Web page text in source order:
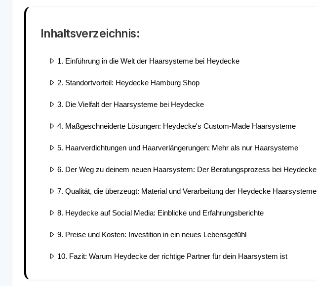
Inhaltsverzeichnis:
1. Einführung in die Welt der Haarsysteme bei Heydecke
2. Standortvorteil: Heydecke Hamburg Shop
3. Die Vielfalt der Haarsysteme bei Heydecke
4. Maßgeschneiderte Lösungen: Heydecke's Custom-Made Haarsysteme
5. Haarverdichtungen und Haarverlängerungen: Mehr als nur Haarsysteme
6. Der Weg zu deinem neuen Haarsystem: Der Beratungsprozess bei Heydecke
7. Qualität, die überzeugt: Material und Verarbeitung der Heydecke Haarsysteme
8. Heydecke auf Social Media: Einblicke und Erfahrungsberichte
9. Preise und Kosten: Investition in ein neues Lebensgefühl
10. Fazit: Warum Heydecke der richtige Partner für dein Haarsystem ist